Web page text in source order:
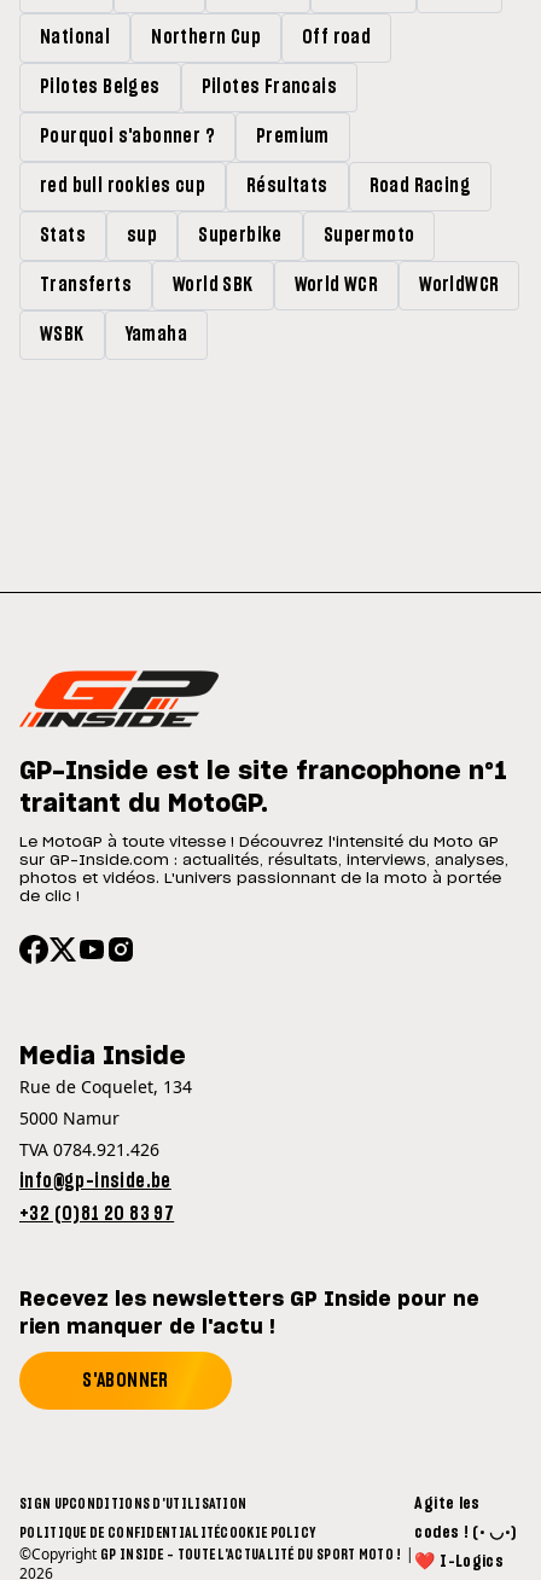
National Northern Cup Off road
Pilotes Belges Pilotes Francais
Pourquoi s'abonner ? Premium
red bull rookies cup Résultats Road Racing
Stats sup Superbike Supermoto
Transferts World SBK World WCR WorldWCR
WSBK Yamaha
GP-Inside est le site francophone n°1
traitant du MotoGP.
Le MotoGP à toute vitesse ! Découvrez l'intensité du Moto GP
sur GP-Inside.com : actualités, résultats, interviews, analyses,
photos et vidéos. L'univers passionnant de la moto à portée
de clic !
Media Inside
Rue de Coquelet, 134
5000 Namur
TVA 0784.921.426
info@gp-inside.be
+32 (0)81 20 83 97
Recevez les newsletters GP Inside pour ne
rien manquer de l'actu !
S'ABONNER
SIGN UPCONDITIONS D'UTILISATION
POLITIQUE DE CONFIDENTIALITÉCOOKIE POLICY
©Copyright GP INSIDE - TOUTE L'ACTUALITÉ DU SPORT MOTO ! |
2026
Agite les
codes ! (• ◡•)
❤ I-Logics